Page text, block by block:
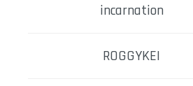
incarnation
ROGGYKEI